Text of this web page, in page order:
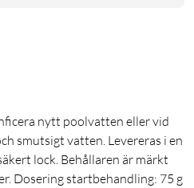
nytt poolvatten eller vid
smutsigt vatten. Levereras i en
lock. Behållaren är märkt
Dosering startbehandling: 75 g